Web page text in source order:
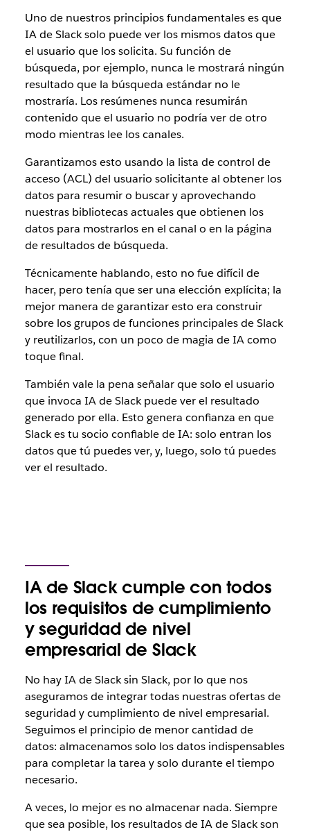
Uno de nuestros principios fundamentales es que
IA de Slack solo puede ver los mismos datos que
el usuario que los solicita. Su función de
búsqueda, por ejemplo, nunca le mostrará ningún
resultado que la búsqueda estándar no le
mostraría. Los resúmenes nunca resumirán
contenido que el usuario no podría ver de otro
modo mientras lee los canales.
Garantizamos esto usando la lista de control de
acceso (ACL) del usuario solicitante al obtener los
datos para resumir o buscar y aprovechando
nuestras bibliotecas actuales que obtienen los
datos para mostrarlos en el canal o en la página
de resultados de búsqueda.
Técnicamente hablando, esto no fue difícil de
hacer, pero tenía que ser una elección explícita; la
mejor manera de garantizar esto era construir
sobre los grupos de funciones principales de Slack
y reutilizarlos, con un poco de magia de IA como
toque final.
También vale la pena señalar que solo el usuario
que invoca IA de Slack puede ver el resultado
generado por ella. Esto genera confianza en que
Slack es tu socio confiable de IA: solo entran los
datos que tú puedes ver, y, luego, solo tú puedes
ver el resultado.
IA de Slack cumple con todos
los requisitos de cumplimiento
y seguridad de nivel
empresarial de Slack
No hay IA de Slack sin Slack, por lo que nos
aseguramos de integrar todas nuestras ofertas de
seguridad y cumplimiento de nivel empresarial.
Seguimos el principio de menor cantidad de
datos: almacenamos solo los datos indispensables
para completar la tarea y solo durante el tiempo
necesario.
A veces, lo mejor es no almacenar nada. Siempre
que sea posible, los resultados de IA de Slack son